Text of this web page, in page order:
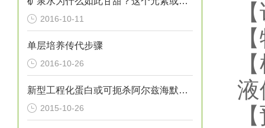
2016-10-11
单层培养传代步骤
2016-10-26
新型工程化蛋白或可扼杀阿尔兹海默氏症
2015-10-26
液